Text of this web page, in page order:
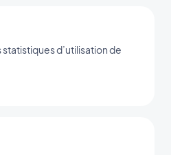
statistiques d’utilisation de